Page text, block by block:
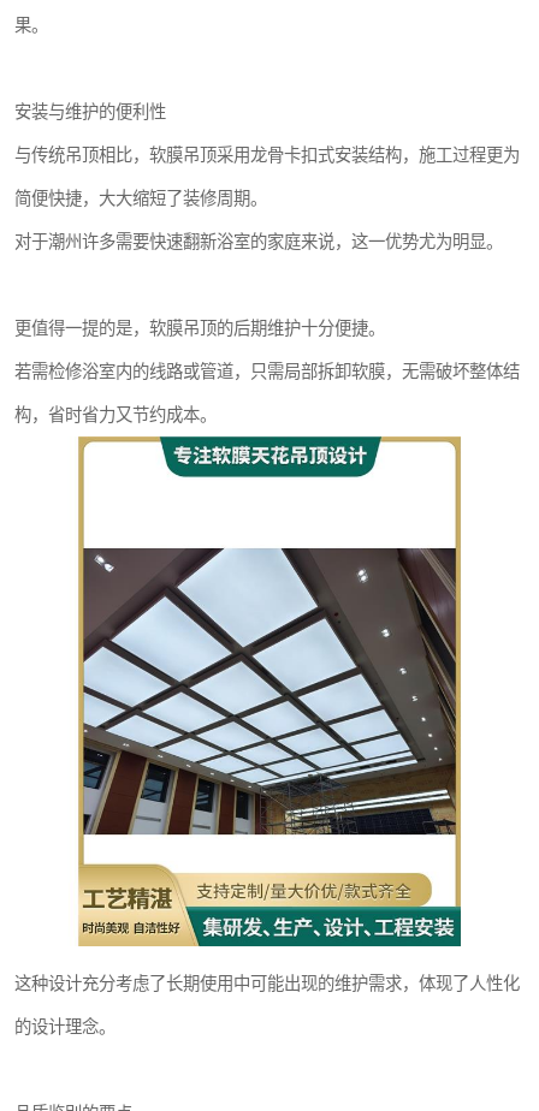
果。
安装与维护的便利性
与传统吊顶相比，软膜吊顶采用龙骨卡扣式安装结构，施工过程更为
简便快捷，大大缩短了装修周期。
对于潮州许多需要快速翻新浴室的家庭来说，这一优势尤为明显。
更值得一提的是，软膜吊顶的后期维护十分便捷。
若需检修浴室内的线路或管道，只需局部拆卸软膜，无需破坏整体结
构，省时省力又节约成本。
这种设计充分考虑了长期使用中可能出现的维护需求，体现了人性化
的设计理念。